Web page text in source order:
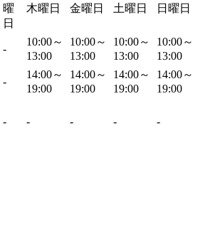
曜
日
木曜日 金曜日 土曜日 日曜日
-
10:00～
13:00
10:00～
13:00
10:00～
13:00
10:00～
13:00
-
14:00～
19:00
14:00～
19:00
14:00～
19:00
14:00～
19:00
- - - - -